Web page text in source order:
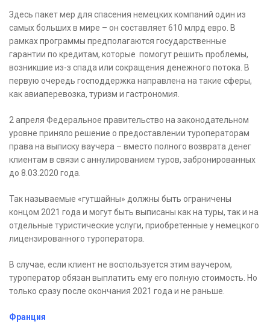
Здесь пакет мер для спасения немецких компаний один из
самых больших в мире – он составляет 610 млрд евро. В
рамках программы предполагаются государственные
гарантии по кредитам, которые помогут решить проблемы,
возникшие из-з спада или сокращения денежного потока. В
первую очередь господдержка направлена на такие сферы,
как авиаперевозка, туризм и гастрономия.
2 апреля Федеральное правительство на законодательном
уровне приняло решение о предоставлении туроператорам
права на выписку ваучера – вместо полного возврата денег
клиентам в связи с аннулированием туров, забронированных
до 8.03.2020 года.
Так называемые «гутшайны» должны быть ограничены
концом 2021 года и могут быть выписаны как на туры, так и на
отдельные туристические услуги, приобретенные у немецкого
лицензированного туроператора.
В случае, если клиент не воспользуется этим ваучером,
туроператор обязан выплатить ему его полную стоимость. Но
только сразу после окончания 2021 года и не раньше.
Франция